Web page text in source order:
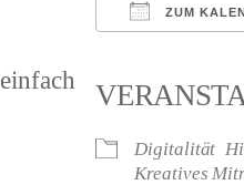
einfach
ZUM
Digitalität
Kreatives